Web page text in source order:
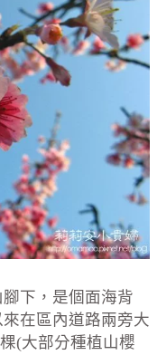
下，是個面海背
在區內道路兩旁大
(大部分種植山櫻